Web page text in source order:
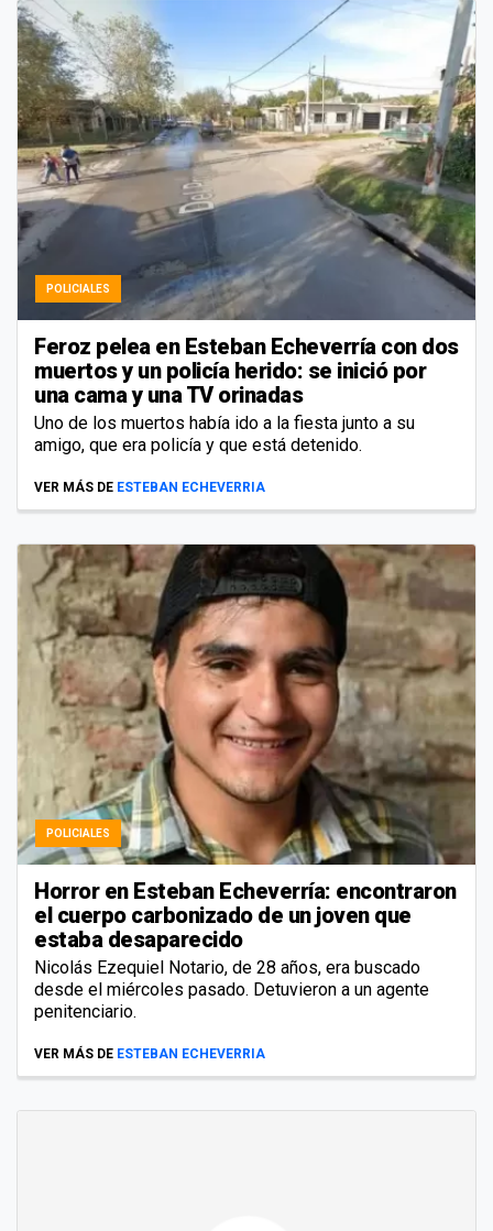
POLICIALES
Feroz pelea en Esteban Echeverría con dos
muertos y un policía herido: se inició por
una cama y una TV orinadas
Uno de los muertos había ido a la fiesta junto a su
amigo, que era policía y que está detenido.
VER MÁS DE ESTEBAN ECHEVERRIA
POLICIALES
Horror en Esteban Echeverría: encontraron
el cuerpo carbonizado de un joven que
estaba desaparecido
Nicolás Ezequiel Notario, de 28 años, era buscado
desde el miércoles pasado. Detuvieron a un agente
penitenciario.
VER MÁS DE ESTEBAN ECHEVERRIA